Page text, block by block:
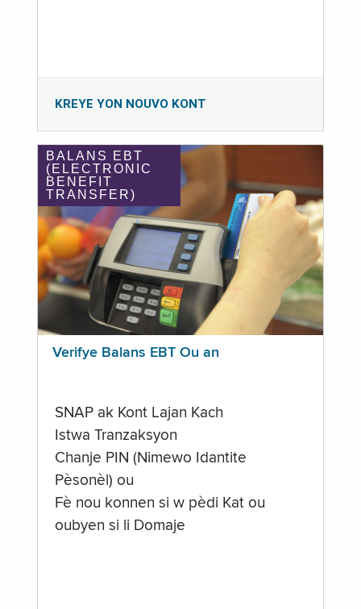
KREYE YON NOUVO KONT
BALANS EBT
(ELECTRONIC
BENEFIT
TRANSFER)
Verifye Balans EBT Ou an
SNAP ak Kont Lajan Kach
Istwa Tranzaksyon
Chanje PIN (Nimewo Idantite
Pèsonèl) ou
Fè nou konnen si w pèdi Kat ou
oubyen si li Domaje